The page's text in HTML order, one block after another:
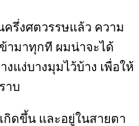
ครึ่งศตวรรษแล้ว ความ
ามาทุกที ผมน่าจะได้
งแง่บางมุมไว้บ้าง เพื่อให้
าบ
กิดขึ้น และอยู่ในสายตา